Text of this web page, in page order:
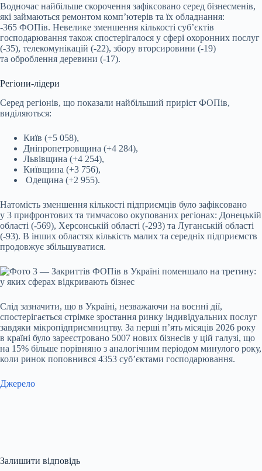
Водночас найбільше скорочення зафіксовано серед бізнесменів,
які займаються ремонтом комп’ютерів та їх обладнання:
-365 ФОПів. Невелике зменшення кількості суб’єктів
господарювання також спостерігалося у сфері охоронних послуг
(-35), телекомунікацій (-22), збору вторсировини (-19)
та оброблення деревини (-17).
Регіони-лідери
Серед регіонів, що показали найбільший приріст ФОПів,
виділяються:
Київ (+5 058),
Дніпропетровщина (+4 284),
Львівщина (+4 254),
Київщина (+3 756),
Одещина (+2 955).
Натомість зменшення кількості підприємців було зафіксовано
у 3 прифронтових та тимчасово окупованих регіонах: Донецькій
області (-569), Херсонській області (-293) та Луганській області
(-93). В інших областях кількість малих та середніх підприємств
продовжує збільшуватися.
Слід зазначити, що в Україні, незважаючи на воєнні дії,
спостерігається стрімке зростання ринку індивідуальних послуг
завдяки мікропідприємництву. За перші п’ять місяців 2026 року
в країні було зареєстровано 5007 нових бізнесів у цій галузі, що
на 15% більше порівняно з аналогічним періодом минулого року,
коли ринок поповнився 4353 суб’єктами господарювання.
Джерело
Залишити відповідь